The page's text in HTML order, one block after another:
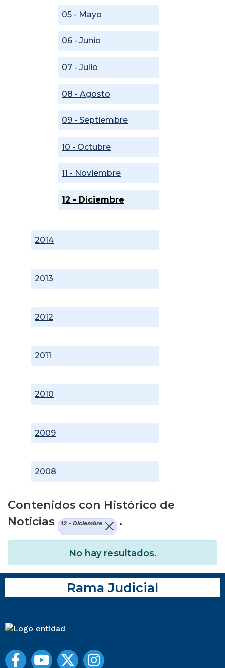
2008
2009
2010
2011
2012
2013
2014
05 - Mayo
06 - Junio
07 - Julio
08 - Agosto
09 - Septiembre
10 - Octubre
11 - Noviembre
12 - Diciembre
Contenidos con Histórico de
Noticias
12 - Diciembre .
No hay resultados.
Rama Judicial